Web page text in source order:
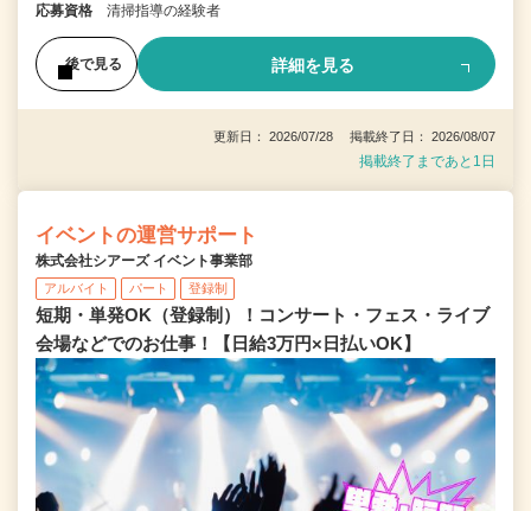
応募資格 清掃指導の経験者
後で見る 詳細を見る
更新日： 2026/07/28 掲載終了日： 2026/08/07
掲載終了まであと1日
イベントの運営サポート
株式会社シアーズ イベント事業部
アルバイト パート 登録制
短期・単発OK（登録制）！コンサート・フェス・ライブ
会場などでのお仕事！【日給3万円×日払いOK】